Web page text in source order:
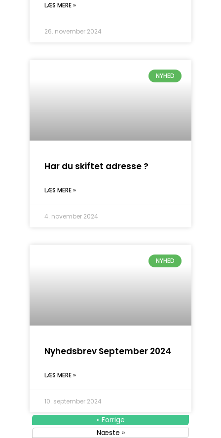
LÆS MERE »
26. november 2024
NYHED
Har du skiftet adresse ?
LÆS MERE »
4. november 2024
NYHED
Nyhedsbrev September 2024
LÆS MERE »
10. september 2024
« Forrige
Næste »